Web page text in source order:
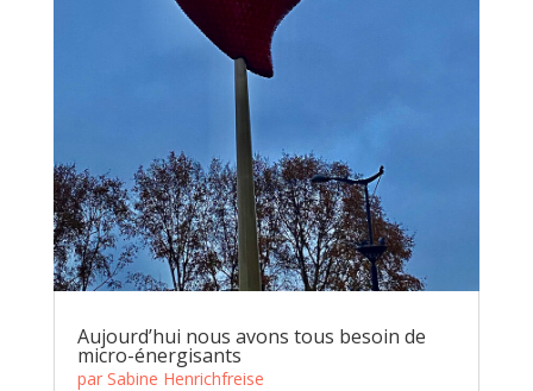
Aujourd’hui nous avons tous besoin de
micro-énergisants
par Sabine Henrichfreise